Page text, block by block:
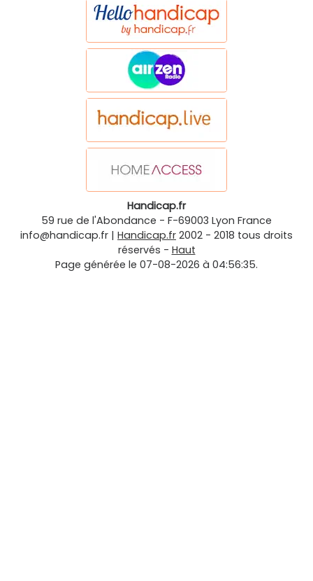
Handicap.fr
59 rue de l'Abondance - F-69003 Lyon France
info@handicap.fr | Handicap.fr 2002 - 2018 tous droits
réservés - Haut
Page générée le 07-08-2026 à 04:56:35.